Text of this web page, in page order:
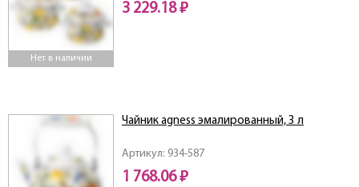
Нет в наличии
3 229.18 ₽
Артикул: 934-587
Чайник agness эмалированный, 3 л
1 768.06 ₽